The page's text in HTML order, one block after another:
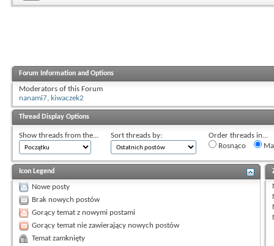
Forum Information and Options
Moderators of this Forum
nanami7, kiwaczek2
Thread Display Options
Show threads from the... Sort threads by:
Order threads in...
Rosnąco
Icon Legend
Nowe posty
Brak nowych postów
Gorący temat z nowymi postami
Gorący temat nie zawierający nowych postów
Temat zamknięty